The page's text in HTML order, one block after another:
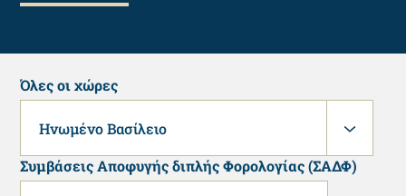
Όλες οι χώρες
Ηνωμένο Βασίλειο
Συμβάσεις Αποφυγής διπλής Φορολογίας (ΣΑΔΦ)